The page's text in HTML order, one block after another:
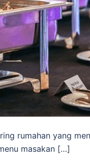
rumahan yang
masakan […]